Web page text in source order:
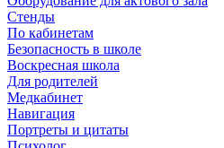
Стенды
По кабинетам
Безопасность в школе
Воскресная школа
Для родителей
Медкабинет
Навигация
Портреты и цитаты